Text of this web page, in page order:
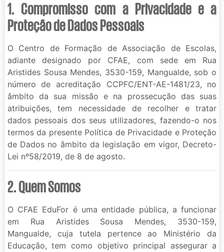
1. Compromisso com a Privacidade e a
Proteção de Dados Pessoais
O Centro de Formação de Associação de Escolas,
adiante designado por CFAE, com sede em Rua
Aristides Sousa Mendes, 3530-159, Mangualde, sob o
número de acreditação CCPFC/ENT-AE-1481/23, no
âmbito da sua missão e na prossecução das suas
atribuições, tem necessidade de recolher e tratar
dados pessoais dos seus utilizadores, fazendo-o nos
termos da presente Política de Privacidade e Proteção
de Dados no âmbito da legislação em vigor, Decreto-
Lei nº58/2019, de 8 de agosto.
2. Quem Somos
O CFAE EduFor é uma entidade pública, a funcionar
em Rua Aristides Sousa Mendes, 3530-159,
Mangualde, cuja tutela pertence ao Ministério da
Educação, tem como objetivo principal assegurar a